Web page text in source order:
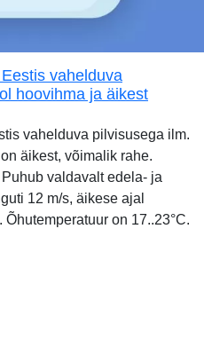
vahelduva
hoovihma ja äikest
vahelduva pilvisusega ilm.
äikest, võimalik rahe.
valdavalt edela- ja
12 m/s, äikese ajal
on 17..23°C.